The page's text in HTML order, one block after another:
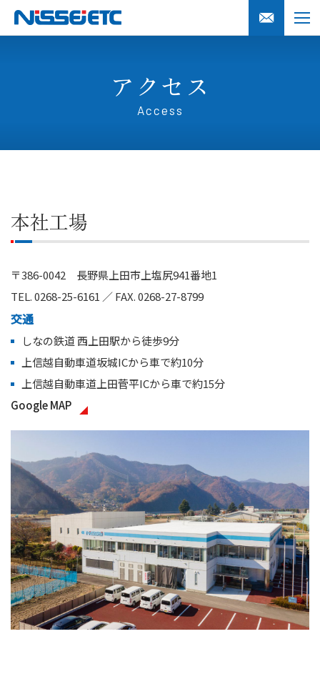
アクセス
Access
本社工場
〒386-0042 長野県上田市上塩尻941番地1
TEL. 0268-25-6161 ／ FAX. 0268-27-8799
交通
しなの鉄道 西上田駅から徒歩9分
上信越自動車道坂城ICから車で約10分
上信越自動車道上田菅平ICから車で約15分
Google MAP